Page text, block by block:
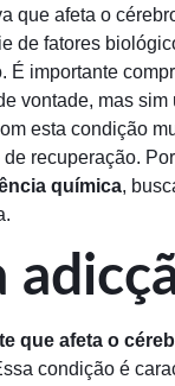
que afeta o
de fatores
É importante
vontade, mas
esta condição
recuperação.
química,
que afeta o
condição é